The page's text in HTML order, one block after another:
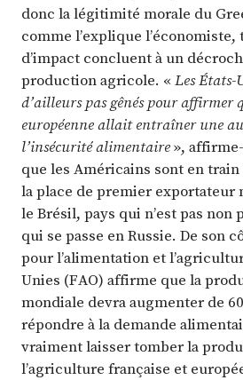
donc la légitimité morale du
comme l’explique
d’impact concluent à un
production agricole. «Les États-
d’ailleurs pas gênés pour affirmer
européenne allait entraîner une
l’insécurité alimentaire»,
que les Américains sont en
la place de premier exportateur
le Brésil, pays qui n’est pas
qui se passe en Russie. De son
pour l’alimentation et
Unies (FAO) affirme que la
mondiale devra augmenter de
répondre à la demande
vraiment laisser tomber la
l’agriculture française et